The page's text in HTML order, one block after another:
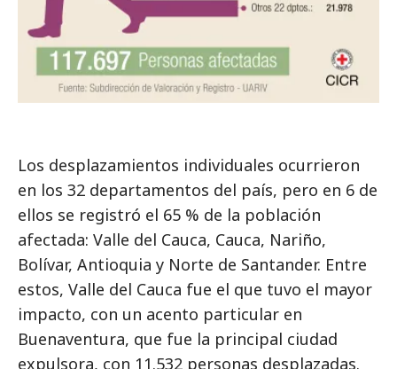
Los desplazamientos individuales ocurrieron
en los 32 departamentos del país, pero en 6 de
ellos se registró el 65 % de la población
afectada: Valle del Cauca, Cauca, Nariño,
Bolívar, Antioquia y Norte de Santander. Entre
estos, Valle del Cauca fue el que tuvo el mayor
impacto, con un acento particular en
Buenaventura, que fue la principal ciudad
expulsora, con 11.532 personas desplazadas.